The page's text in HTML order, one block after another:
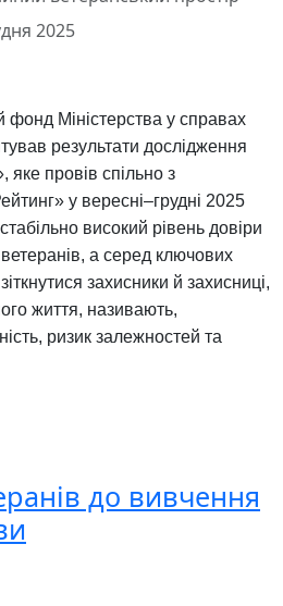
2025
фонд Міністерства у справах
результати дослідження
провів спільно з
у вересні–грудні 2025
високий рівень довіри
а серед ключових
захисники й захисниці,
життя, називають,
ризик залежностей та
до вивчення